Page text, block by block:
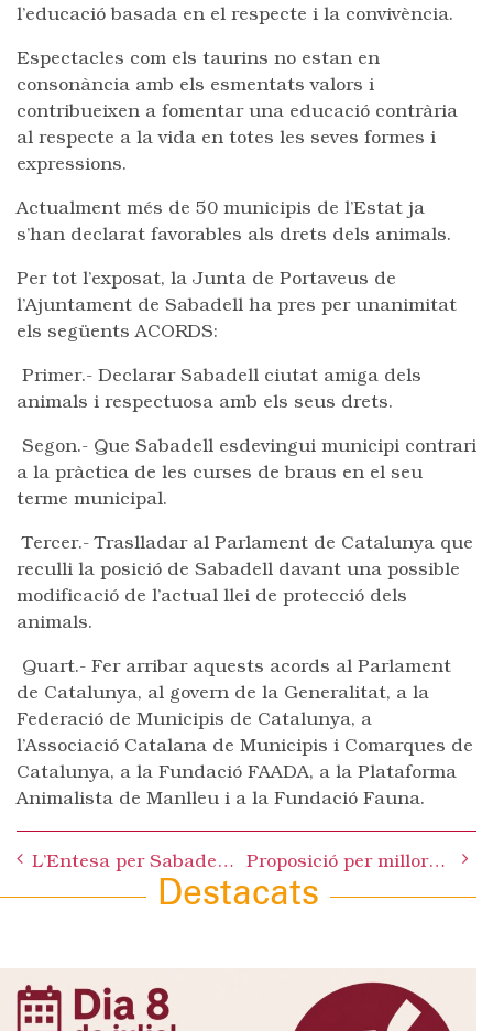
l’educació basada en el respecte i la convivència.
Espectacles com els taurins no estan en
consonància amb els esmentats valors i
contribueixen a fomentar una educació contrària
al respecte a la vida en totes les seves formes i
expressions.
Actualment més de 50 municipis de l’Estat ja
s’han declarat favorables als drets dels animals.
Per tot l’exposat, la Junta de Portaveus de
l’Ajuntament de Sabadell ha pres per unanimitat
els següents ACORDS:
Primer.- Declarar Sabadell ciutat amiga dels
animals i respectuosa amb els seus drets.
Segon.- Que Sabadell esdevingui municipi contrari
a la pràctica de les curses de braus en el seu
terme municipal.
Tercer.- Traslladar al Parlament de Catalunya que
reculli la posició de Sabadell davant una possible
modificació de l’actual llei de protecció dels
animals.
Quart.- Fer arribar aquests acords al Parlament
de Catalunya, al govern de la Generalitat, a la
Federació de Municipis de Catalunya, a
l’Associació Catalana de Municipis i Comarques de
Catalunya, a la Fundació FAADA, a la Plataforma
Animalista de Manlleu i a la Fundació Fauna.
navigation
L’Entesa per Sabadell porta al Ple municipal una moció per augmentar els recursos dedicats a les persones autistes i les seves famílies Proposició per millorar els recursos per a les persones autistes i les seves famílies
Destacats